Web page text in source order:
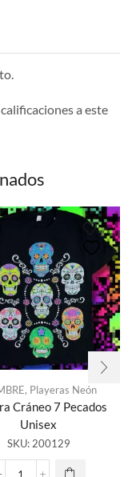
a este
, Playeras Neón
Cráneo 7 Pecados
Unisex
SKU: 200129